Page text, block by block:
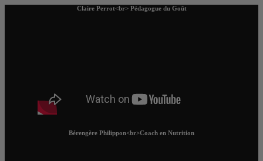
Claire Perrot<br> Pédagogue du Goût
Bérengère Philippon<br>Coach en Nutrition